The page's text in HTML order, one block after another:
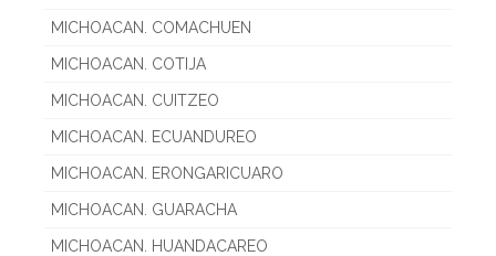
MICHOACAN. COMACHUEN
MICHOACAN. COTIJA
MICHOACAN. CUITZEO
MICHOACAN. ECUANDUREO
MICHOACAN. ERONGARICUARO
MICHOACAN. GUARACHA
MICHOACAN. HUANDACAREO